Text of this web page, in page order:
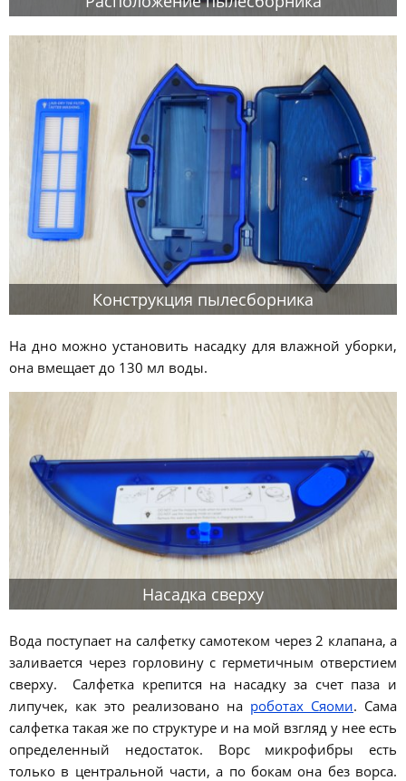
Конструкция пылесборника
На дно можно установить насадку для влажной уборки,
она вмещает до 130 мл воды.
Насадка сверху
Вода поступает на салфетку самотеком через 2 клапана, а
заливается через горловину с герметичным отверстием
сверху. Салфетка крепится на насадку за счет паза и
липучек, как это реализовано на роботах Сяоми. Сама
салфетка такая же по структуре и на мой взгляд у нее есть
определенный недостаток. Ворс микрофибры есть
только в центральной части, а по бокам она без ворса.